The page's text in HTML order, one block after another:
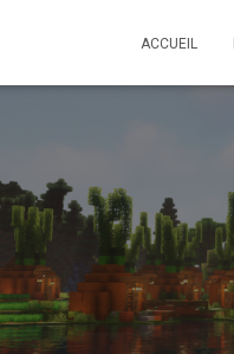
ACCUEIL